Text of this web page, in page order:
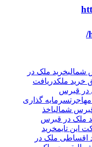
خرید ملک در
ملکدریافت
سرمایه گذاری
اخذ
در قبرس
تایمخرید
ملک در